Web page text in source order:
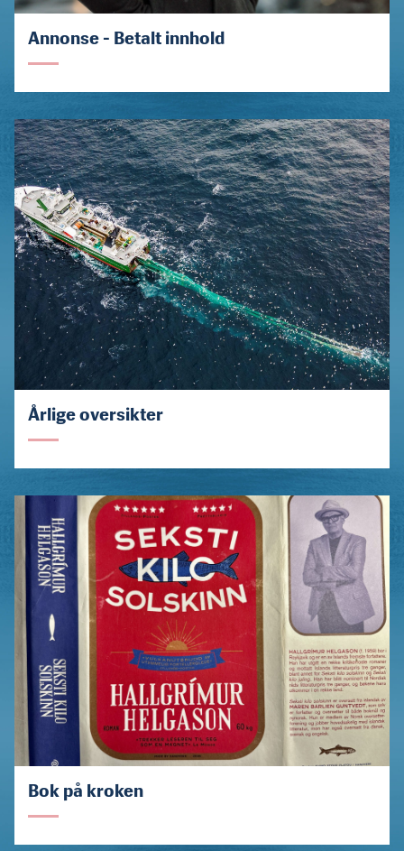
Annonse - Betalt innhold
Årlige oversikter
Bok på kroken